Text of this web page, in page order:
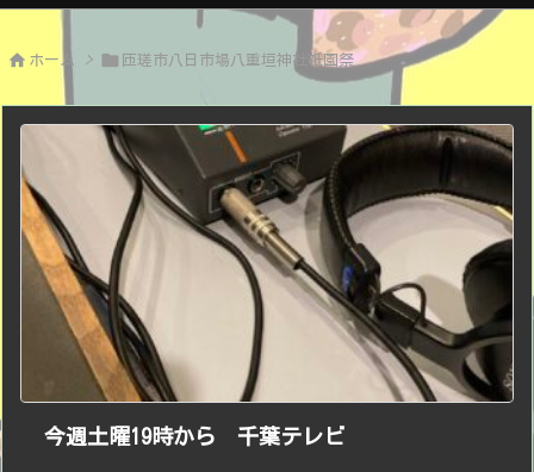
サイド

次へ

 ホーム >  匝瑳市八日市場八重垣神社祇園祭
今週土曜19時から 千葉テレビ